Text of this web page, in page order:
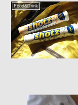
Food&Drink